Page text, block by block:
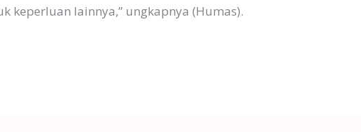
keperluan lainnya,” ungkapnya (Humas).